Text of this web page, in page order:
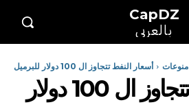
CapDZ
بالعربي
منوعات أسعار النفط تتجاوز ال 100 دولار للبرميل
أسعار النفط تتجاوز ال 100 دولار